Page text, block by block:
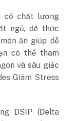
có chất lượng
ngủ, dễ thức
ăn giúp dễ
có thể tham
và sâu giấc
Giảm Stress
DSIP (Delta